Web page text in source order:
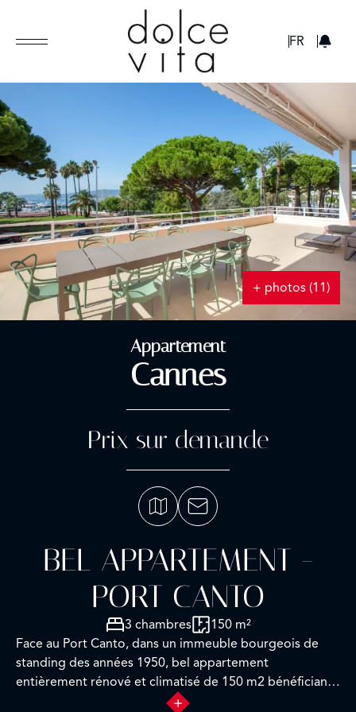
FR
+ photos (11)
Appartement
Cannes
Prix sur demande
BEL APPARTEMENT -
PORT CANTO
3 chambres
150 m²
Face au Port Canto, dans un immeuble bourgeois de
standing des années 1950, bel appartement
entièrement rénové et climatisé de 150 m2 bénéficiant
d’une terrasse principale de 60 m2 et d’une terrasse